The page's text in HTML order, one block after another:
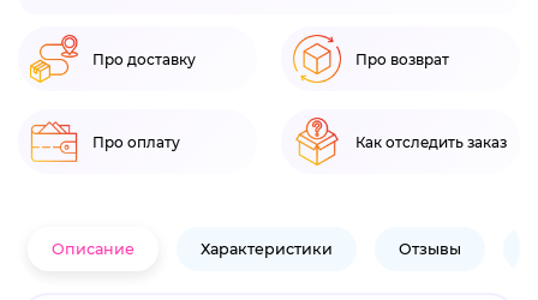
Про доставку Про возврат
Про оплату Как отследить заказ
Описание Характеристики Отзывы